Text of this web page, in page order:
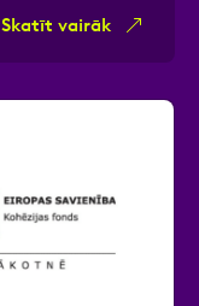
Skatīt vairāk